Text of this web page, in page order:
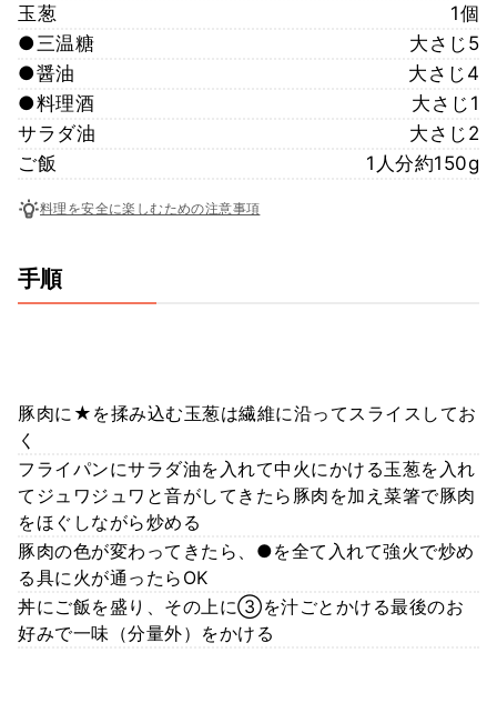
玉葱
1個
●三温糖
大さじ5
●醤油
大さじ4
●料理酒
大さじ1
サラダ油
大さじ2
ご飯
1人分約150g
料理を安全に楽しむための注意事項
手順
豚肉に★を揉み込む玉葱は繊維に沿ってスライスしてお
く
フライパンにサラダ油を入れて中火にかける玉葱を入れ
てジュワジュワと音がしてきたら豚肉を加え菜箸で豚肉
をほぐしながら炒める
豚肉の色が変わってきたら、●を全て入れて強火で炒め
る具に火が通ったらOK
丼にご飯を盛り、その上に③を汁ごとかける最後のお
好みで一味（分量外）をかける